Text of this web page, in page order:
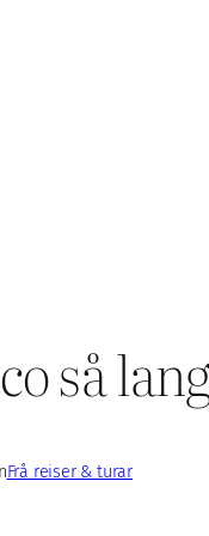
så
Frå reiser & turar